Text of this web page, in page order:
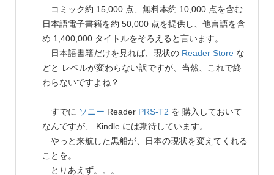
コミック約 15,000 点、無料本約 10,000 点を含む
日本語電子書籍を約 50,000 点を提供し、他言語を含
め 1,400,000 タイトルをそろえると言います。
日本語書籍だけを見れば、現状の Reader Store な
どと レベルが変わらない訳ですが、当然、これで終
わらないですよね？
すでに ソニー Reader PRS-T2 を 購入しておいて
なんですが、 Kindle には期待しています。
やっと来航した黒船が、日本の現状を変えてくれる
ことを。
とりあえず。。。